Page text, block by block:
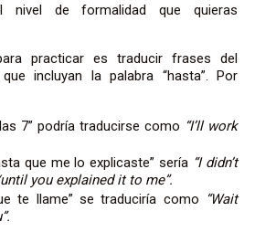
nivel de formalidad que quieras
practicar es traducir frases del
incluyan la palabra “hasta”. Por
7” podría traducirse como “I’ll work
que me lo explicaste” sería “I didn’t
you explained it to me”.
te llame” se traduciría como “Wait